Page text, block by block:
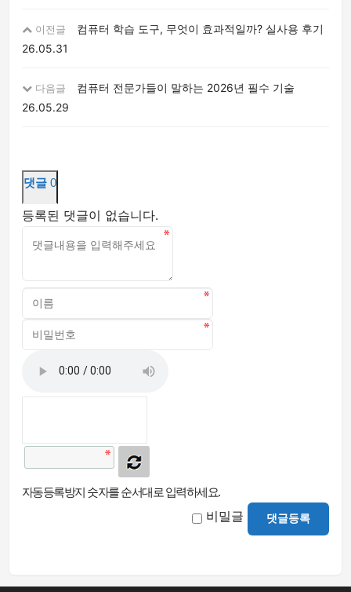
이전글
컴퓨터 학습 도구, 무엇이 효과적일까? 실사용 후기
26.05.31
다음글
컴퓨터 전문가들이 말하는 2026년 필수 기술
26.05.29
댓글 0
등록된 댓글이 없습니다.
자동등록방지 숫자를 순서대로 입력하세요.
비밀글 댓글등록